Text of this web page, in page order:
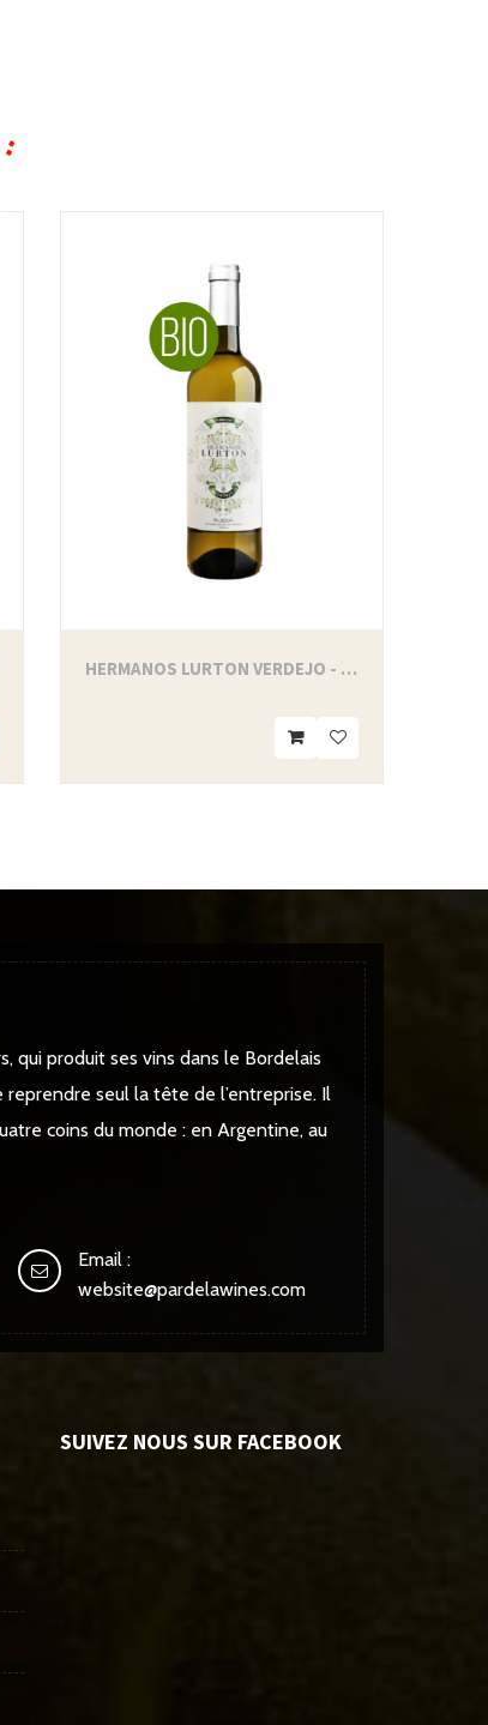
HERMANOS LURTON VERDEJO - DO...
qui produit ses vins dans le Bordelais
reprendre seul la tête de l’entreprise. Il
coins du monde : en Argentine, au
Email :
website@pardelawines.com
SUIVEZ NOUS SUR FACEBOOK